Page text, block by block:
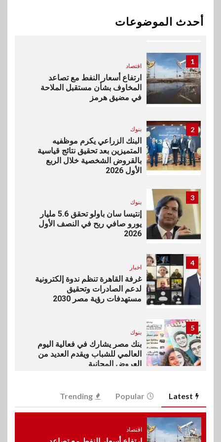
أحدث الموضوعاتبيان توضيحي صادر عن شركة
ناتجاس
1
اقتصاد
ارتفاع أسعار النفط مع تصاعد
المخاوف بشأن مستقبل الملاحة
في مضيق هرمز
2 بنوك
البنك الزراعي يكرم موظفيه
المتميزين بعد تحقيق نتائج قياسية
بالقروض الشخصية خلال الربع
الأول 2026
3
بنوك
إنتيسا سان باولو تحقق 5.6 مليار
يورو صافي ربح في النصف الأول
2026
4
اخبار
غرفة القاهرة تنظم ندوة إلكترونية
لدعم الصادرات وتحقيق
مستهدفات رؤية مصر 2030
5
بنوك
بنك مصر يشارك في فعالية اليوم
العالمي للشباب ويقدم العديد من
العروض المجانية
6
بنوك
بنك QNB مصر يعزز جاهزية
للنمو والتوسع
Latest
Popular
Trending
اقتصاد